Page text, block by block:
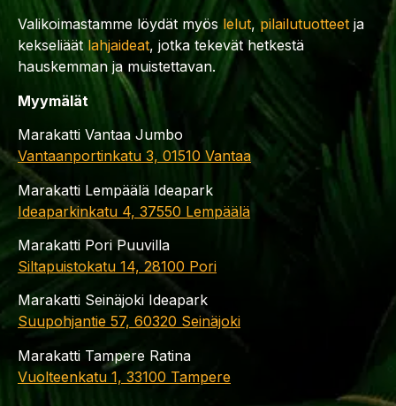
Valikoimastamme löydät myös lelut,pilailutuotteet ja
kekseliäät lahjaideat, jotka tekevät hetkestä
hauskemman ja muistettavan.
Myymälät
Marakatti Vantaa Jumbo
Vantaanportinkatu 3, 01510 Vantaa
Marakatti Lempäälä Ideapark
Ideaparkinkatu 4, 37550 Lempäälä
Marakatti Pori Puuvilla
Siltapuistokatu 14, 28100 Pori
Marakatti Seinäjoki Ideapark
Suupohjantie 57, 60320 Seinäjoki
Marakatti Tampere Ratina
Vuolteenkatu 1, 33100 Tampere